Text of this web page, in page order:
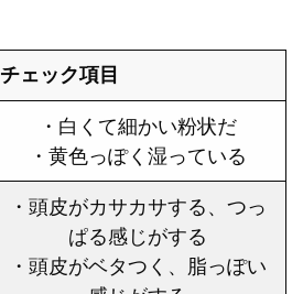
チェック項目
・白くて細かい粉状だ
・黄色っぽく湿っている
・頭皮がカサカサする、つっ
ぱる感じがする
・頭皮がベタつく、脂っぽい